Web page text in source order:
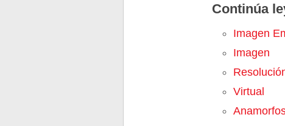
Continúa
Imagen
Imagen
Virtual